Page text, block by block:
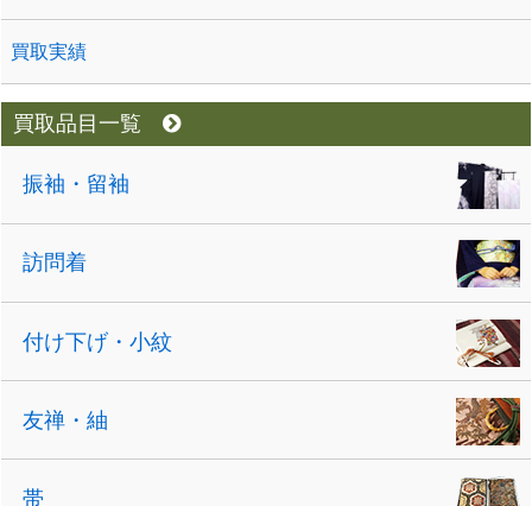
買取実績
買取品目一覧
振袖・留袖
訪問着
付け下げ・小紋
友禅・紬
帯